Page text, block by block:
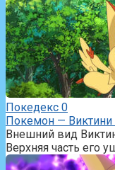
Покедекс 0
Покемон —
Внешний вид
Верхняя часть его